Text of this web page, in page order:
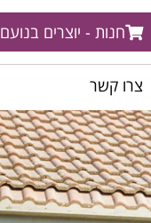
חנות - יוצרים בנועם
צרו קשר